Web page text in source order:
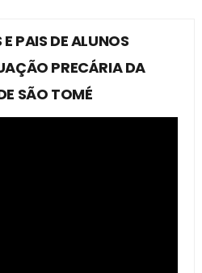
E PAIS DE ALUNOS
PRECÁRIA DA
SÃO TOMÉ